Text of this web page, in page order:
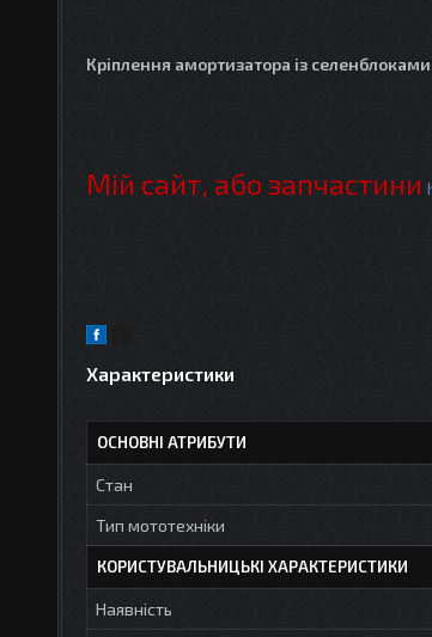
Кріплення амортизатора із
Мій сайт, або запчастини
Характеристики
ОСНОВНІ АТРИБУТИ
Стан
Тип мототехніки
КОРИСТУВАЛЬНИЦЬКІ ХАРАКТЕРИСТИКИ
Наявність